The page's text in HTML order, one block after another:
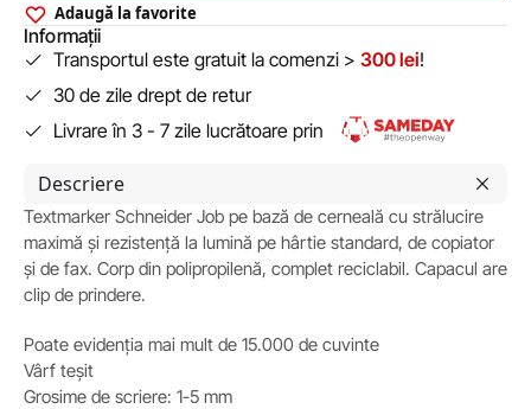
Adaugă la favorite
Informații
Transportul este gratuit la comenzi > 300 lei!
30 de zile drept de retur
Livrare în 3 - 7 zile lucrătoare prin
Descriere
Textmarker Schneider Job pe bază de cerneală cu strălucire
maximă și rezistență la lumină pe hârtie standard, de copiator
și de fax. Corp din polipropilenă, complet reciclabil. Capacul are
clip de prindere.
Poate evidenția mai mult de 15.000 de cuvinte
Vârf teșit
Grosime de scriere: 1-5 mm